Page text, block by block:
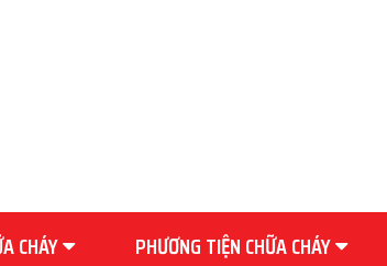
CHÁY PHƯƠNG TIỆN CHỮA CHÁY